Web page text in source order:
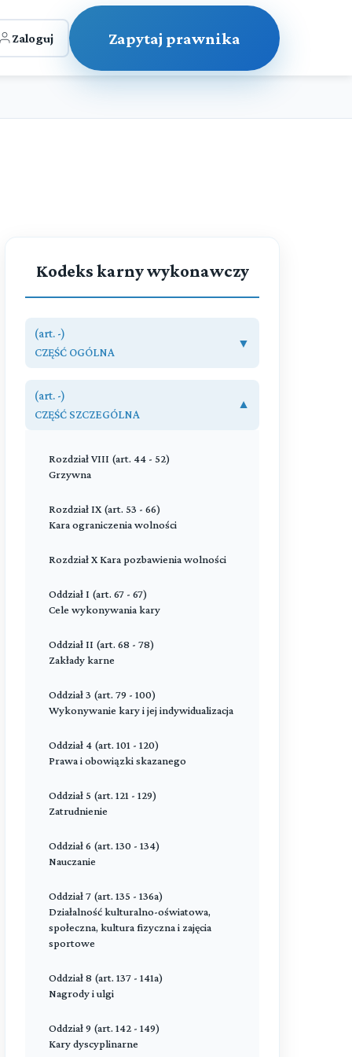
Zaloguj Zapytaj prawnika
Kodeks karny wykonawczy
(art. -)
CZĘŚĆ OGÓLNA
▼
Rozdział I (art. 1 - 1)
Zakres obowiązywania
Organy postępowania wykonawczego
Skazany
Postępowanie wykonawcze
Rozdział V (art. 32 - 36)
Nadzór penitencjarny
Rozdział VI (art. 37 - 37)
Zatarcie skazania
Rozdział VII (art. 38 - 43)
Uczestnictwo społeczeństwa w
Fundusz Pomocy Pokrzywdzonym oraz
Pomocy Postpenitencjarnej
Przeczytaj zawartość działu
(art. -)
CZĘŚĆ SZCZEGÓLNA
▼
Rozdział VIII (art. 44 - 52)
Grzywna
Rozdział IX (art. 53 - 66)
Kara ograniczenia wolności
Rozdział X Kara pozbawienia wolności
Oddział I (art. 67 - 67)
Cele wykonywania kary
Oddział II (art. 68 - 78)
Zakłady karne
Oddział 3 (art. 79 - 100)
Wykonywanie kary i jej indywidualizacja
Oddział 4 (art. 101 - 120)
Prawa i obowiązki skazanego
Oddział 5 (art. 121 - 129)
Zatrudnienie
Oddział 6 (art. 130 - 134)
Nauczanie
Oddział 7 (art. 135 - 136a)
Działalność kulturalno-oświatowa,
społeczna, kultura fizyczna i zajęcia
sportowe
Oddział 8 (art. 137 - 141a)
Nagrody i ulgi
Oddział 9 (art. 142 - 149)
Kary dyscyplinarne